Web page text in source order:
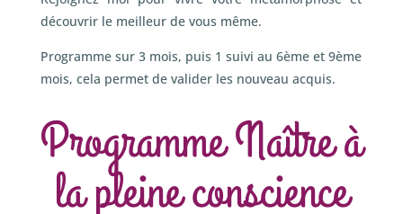
découvrir le meilleur de vous même.
Programme sur 3 mois, puis 1 suivi au 6ème et 9ème
mois, cela permet de valider les nouveau acquis.
Programme Naître à
la pleine conscience